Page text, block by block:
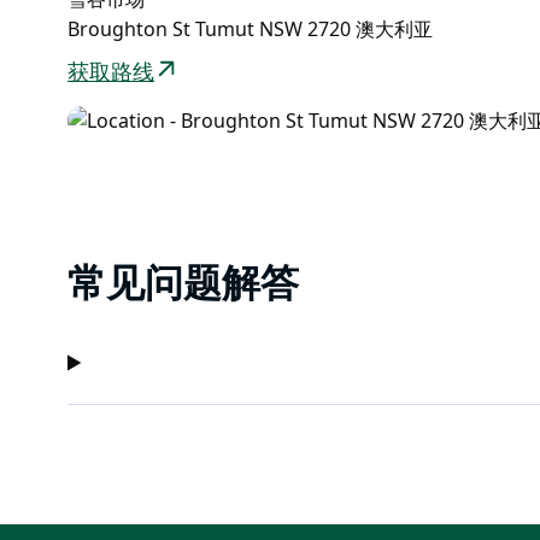
Broughton St Tumut NSW 2720 澳大利亚
获取路线
常见问题解答